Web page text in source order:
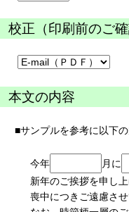
校正（印刷前のご確
本文の内容
■サンプルを参考に以下の
今年 月に
新年のご挨拶を申し
喪中につきご遠慮さ